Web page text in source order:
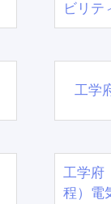
ビリテ
工学
工学
程）電